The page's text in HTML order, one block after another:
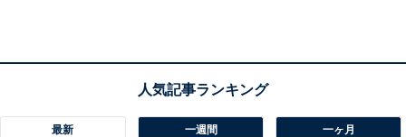
最新 一週間 一ヶ月